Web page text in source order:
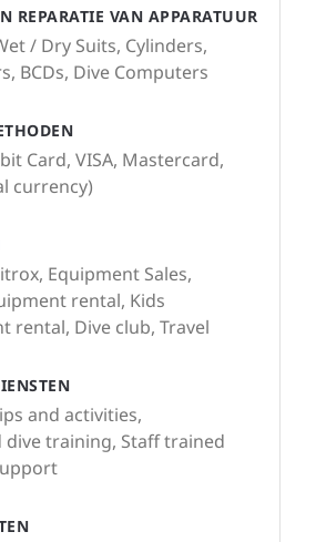
Equipment Sales,
rental, Kids
rental, Dive club, Travel
and activities,
dive training, Staff trained
REPARATIE VAN APPARATUUR
/ Dry Suits, Cylinders,
BCDs, Dive Computers
Card, VISA, Mastercard,
currency)